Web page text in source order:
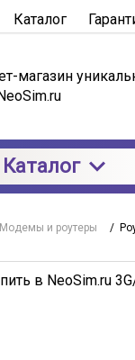
Каталог
Каталог
Модемы и роутеры /